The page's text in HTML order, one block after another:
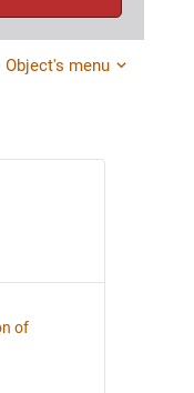
Object's menu
of